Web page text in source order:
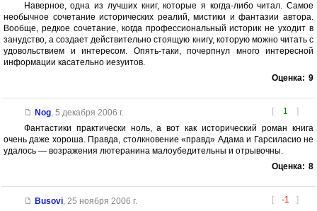
Наверное, одна из лучших книг, которые я когда-либо читал. Самое
необычное сочетание исторических реалий, мистики и фантазии автора.
Вообще, редкое сочетание, когда профессиональный историк не уходит в
занудство, а создает действительно стоящую книгу, которую можно читать с
удовольствием и интересом. Опять-таки, почерпнул много интересной
информации касательно иезуитов.
Оценка: 9
[ 1 ]
Nog, 5 декабря 2006 г.
Фантастики практически ноль, а вот как исторический роман книга
очень даже хороша. Правда, столкновение «правд» Адама и Гарсиласио не
удалось — возражения лютеранина малоубедительны и отрывочны.
Оценка: 8
[ -1 ]
Busovi, 25 ноября 2006 г.